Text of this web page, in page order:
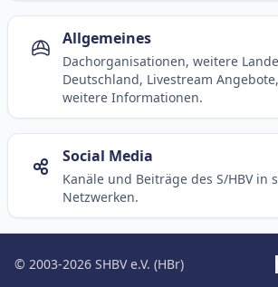
Allgemeines
Dachorganisationen, weitere
Deutschland, Livestream
weitere Informationen.
Social Media
Kanäle und Beiträge des S/HBV in
Netzwerken.
© 2003-2026 SHBV e.V. (HBr)